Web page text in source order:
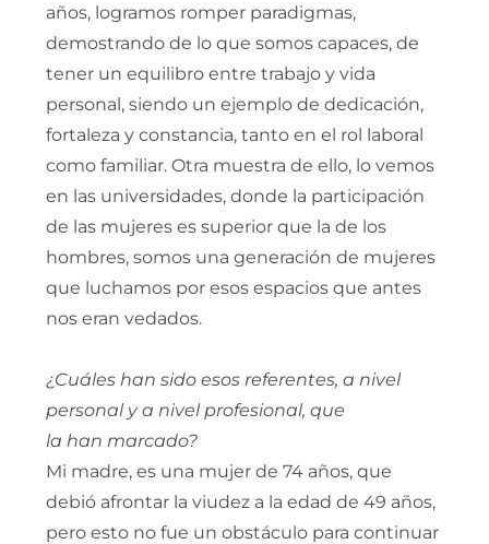
años, logramos romper paradigmas,
demostrando de lo que somos capaces, de
tener un equilibro entre trabajo y vida
personal, siendo un ejemplo de dedicación,
fortaleza y constancia, tanto en el rol laboral
como familiar. Otra muestra de ello, lo vemos
en las universidades, donde la participación
de las mujeres es superior que la de los
hombres, somos una generación de mujeres
que luchamos por esos espacios que antes
nos eran vedados.
¿Cuáles han sido esos referentes, a nivel
personal y a nivel profesional, que
la han marcado?
Mi madre, es una mujer de 74 años, que
debió afrontar la viudez a la edad de 49 años,
pero esto no fue un obstáculo para continuar